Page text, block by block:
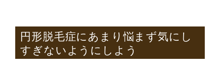
円形脱毛症にあまり悩まず気にし
すぎないようにしよう